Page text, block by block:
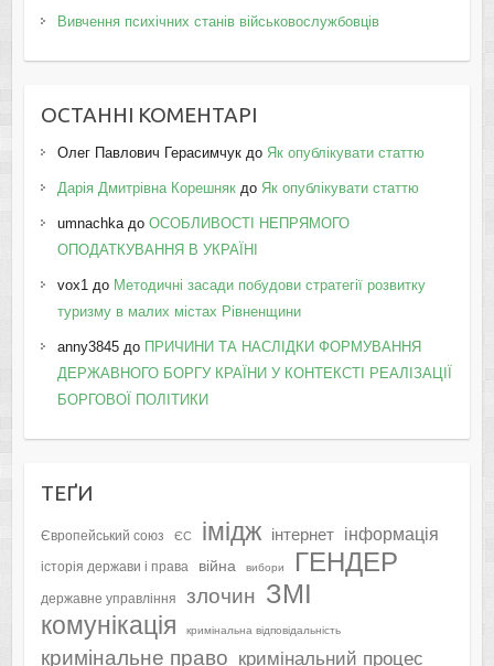
Вивчення психічних станів військовослужбовців
ОСТАННІ КОМЕНТАРІ
Олег Павлович Герасимчукдо Як опублікувати статтю
Дарія Дмитрівна Корешнякдо Як опублікувати статтю
umnachkaдо ОСОБЛИВОСТІ НЕПРЯМОГО
ОПОДАТКУВАННЯ В УКРАЇНІ
vox1до Методичні засади побудови стратегії розвитку
туризму в малих містах Рівненщини
anny3845до ПРИЧИНИ ТА НАСЛІДКИ ФОРМУВАННЯ
ДЕРЖАВНОГО БОРГУ КРАЇНИ У КОНТЕКСТІ РЕАЛІЗАЦІЇ
БОРГОВОЇ ПОЛІТИКИ
ТЕҐИ
Європейський союз ЄС імідж інтернет інформація
історія держави і права війна вибори ГЕНДЕР
державне управління злочин ЗМІ
комунікація кримінальна відповідальність
кримінальне право кримінальний процес